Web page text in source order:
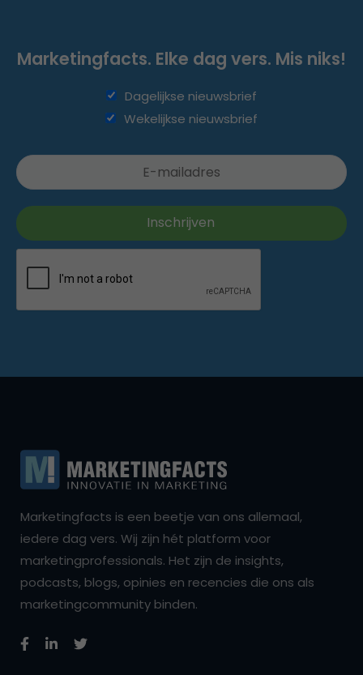
Marketingfacts. Elke dag vers. Mis niks!
Dagelijkse nieuwsbrief
Wekelijkse nieuwsbrief
Marketingfacts is een beetje van ons allemaal,
iedere dag vers. Wij zijn hét platform voor
marketingprofessionals. Het zijn de insights,
podcasts, blogs, opinies en recencies die ons als
marketingcommunity binden.